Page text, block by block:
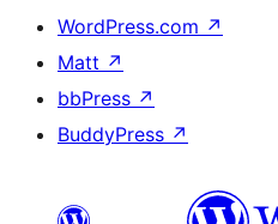
WordPress.com ↗
Matt ↗
bbPress ↗
BuddyPress ↗